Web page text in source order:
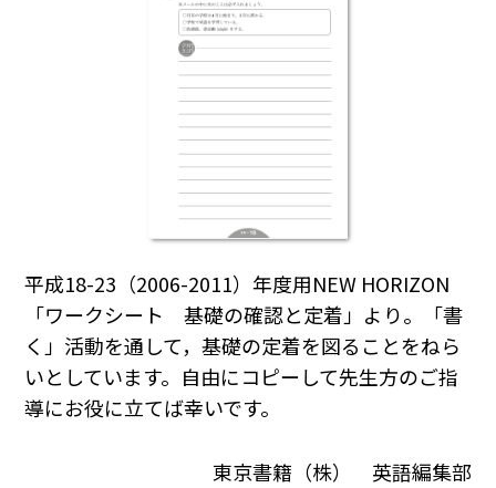
平成18-23（2006-2011）年度用NEW HORIZON
「ワークシート 基礎の確認と定着」より。「書
く」活動を通して，基礎の定着を図ることをねら
いとしています。自由にコピーして先生方のご指
導にお役に立てば幸いです。
東京書籍（株） 英語編集部